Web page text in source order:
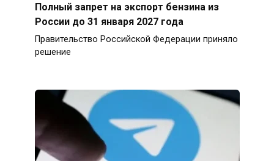
Полный запрет на экспорт бензина из
России до 31 января 2027 года
Правительство Российской Федерации приняло
решение